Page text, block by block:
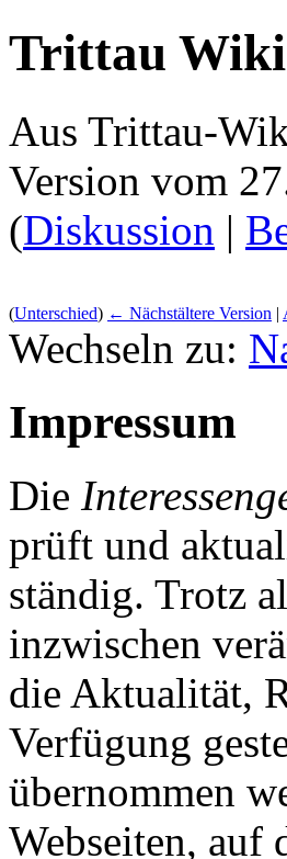
Trittau
Aus Trittau-
Version vom
(Diskussion |
(Unterschied) ← Nächstältere Version |
Wechseln zu:
Impressum
Die
prüft und
ständig. Trotz
inzwischen
die Aktualität,
Verfügung
übernommen
Webseiten,